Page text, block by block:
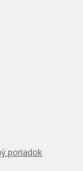
poriadok